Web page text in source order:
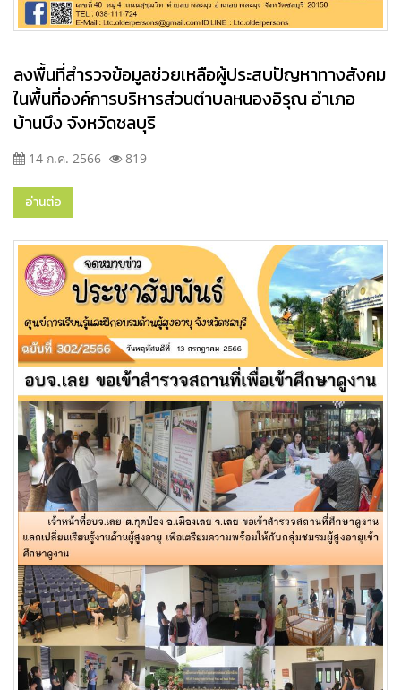
ลงพื้นที่สำรวจข้อมูลช่วยเหลือผู้ประสบปัญหาทางสังคม
ในพื้นที่องค์การบริหารส่วนตำบลหนองอิรุณ อำเภอ
บ้านบึง จังหวัดชลบุรี
14 ก.ค. 2566 819
อ่านต่อ